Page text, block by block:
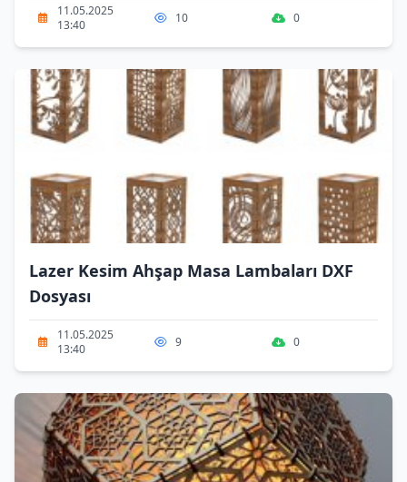
11.05.2025
13:40
10 0
Lazer Kesim Ahşap Masa Lambaları DXF
Dosyası
11.05.2025
13:40
9 0